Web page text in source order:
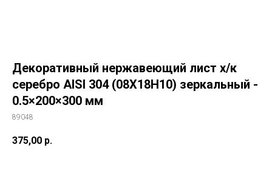
Декоративный нержавеющий лист х/к
серебро AISI 304 (08Х18Н10) зеркальный -
0.5×200×300 мм
89048
375,00 р.